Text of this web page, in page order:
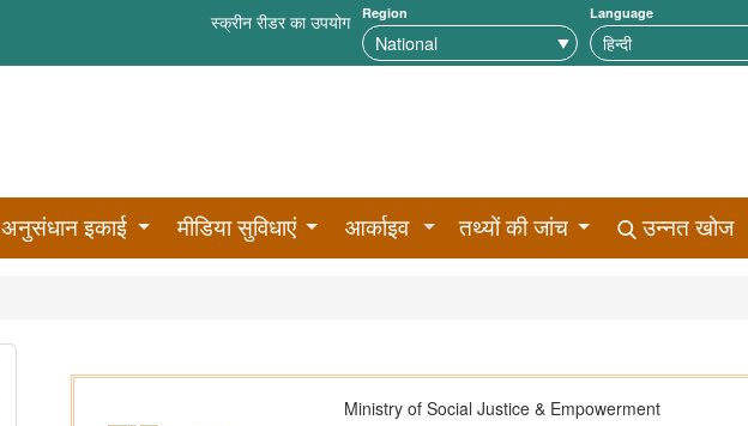
स्क्रीन रीडर का उपयोग Region Language
अनुसंधान इकाई मीडिया सुविधाएं आर्काइव तथ्यों की जांच उन्नत खोज